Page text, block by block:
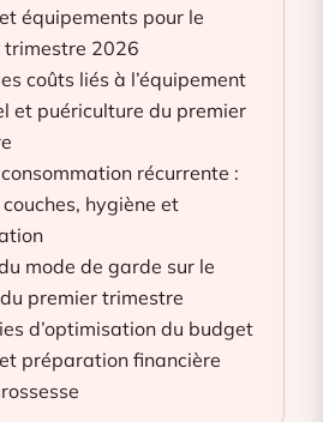
équipements pour le
trimestre 2026
coûts liés à l’équipement
et puériculture du premier
récurrente :
hygiène et
mode de garde sur le
premier trimestre
d’optimisation du budget
préparation financière